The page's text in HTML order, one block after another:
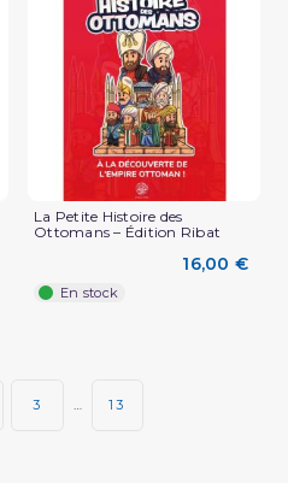
La Petite Histoire des
Ottomans – Édition Ribat
16,00 €
En stock
3 13